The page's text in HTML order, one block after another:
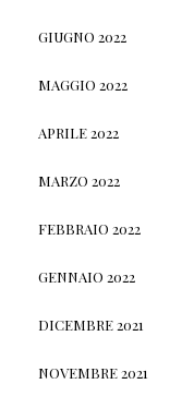
GIUGNO 2022
MAGGIO 2022
APRILE 2022
MARZO 2022
FEBBRAIO 2022
GENNAIO 2022
DICEMBRE 2021
NOVEMBRE 2021